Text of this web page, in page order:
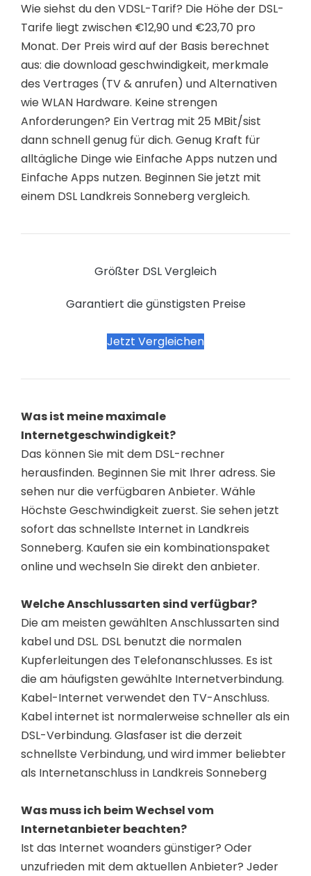
Wie siehst du den VDSL-Tarif? Die Höhe der DSL-
Tarife liegt zwischen €12,90 und €23,70 pro
Monat. Der Preis wird auf der Basis berechnet
aus: die download geschwindigkeit, merkmale
des Vertrages (TV & anrufen) und Alternativen
wie WLAN Hardware. Keine strengen
Anforderungen? Ein Vertrag mit 25 MBit/sist
dann schnell genug für dich. Genug Kraft für
alltägliche Dinge wie Einfache Apps nutzen und
Einfache Apps nutzen. Beginnen Sie jetzt mit
einem DSL Landkreis Sonneberg vergleich.
Größter DSL Vergleich
Garantiert die günstigsten Preise
Jetzt Vergleichen
Was ist meine maximale
Internetgeschwindigkeit?
Das können Sie mit dem DSL-rechner
herausfinden. Beginnen Sie mit Ihrer adress. Sie
sehen nur die verfügbaren Anbieter. Wähle
Höchste Geschwindigkeit zuerst. Sie sehen jetzt
sofort das schnellste Internet in Landkreis
Sonneberg. Kaufen sie ein kombinationspaket
online und wechseln Sie direkt den anbieter.
Welche Anschlussarten sind verfügbar?
Die am meisten gewählten Anschlussarten sind
kabel und DSL. DSL benutzt die normalen
Kupferleitungen des Telefonanschlusses. Es ist
die am häufigsten gewählte Internetverbindung.
Kabel-Internet verwendet den TV-Anschluss.
Kabel internet ist normalerweise schneller als ein
DSL-Verbindung. Glasfaser ist die derzeit
schnellste Verbindung, und wird immer beliebter
als Internetanschluss in Landkreis Sonneberg
Was muss ich beim Wechsel vom
Internetanbieter beachten?
Ist das Internet woanders günstiger? Oder
unzufrieden mit dem aktuellen Anbieter? Jeder